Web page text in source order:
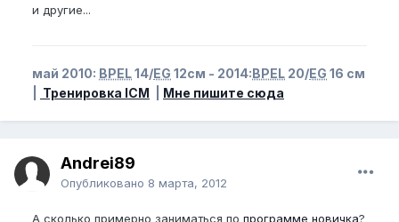
и другие...
май 2010: BPEL14/EG 12см - 2014:BPEL 20/EG 16 см
Тренировка ICM Мне пишите сюда
Andrei89
Опубликовано 8 марта, 2012
А сколько примерно заниматься по программе новичка?